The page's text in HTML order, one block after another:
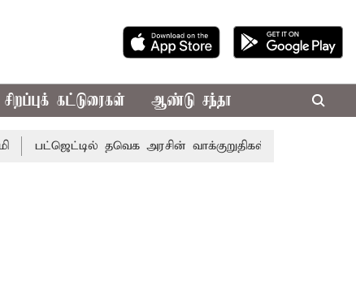
சிறப்புக் கட்டுரைகள் ஆண்டு சந்தா
தவெக அரசின் வாக்குறுதிகள் இல்லை - எடப்பாடி